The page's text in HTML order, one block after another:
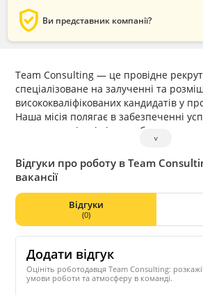
verified_user Ви представник компанії?
Team Consulting — це провідне
спеціалізоване на залученні та
висококваліфікованих кандидатів у
Наша місія полягає в забезпеченні
вимогами клієнтів і потребами
сприяючи досягненню стратегічних
Team Consulting пропонує широкий
рекрутингу, включаючи:
Пошук та відбір кандидатів на
Проведення співбесід і відбір
вимогами клієнта.
Розвиток та впровадження програм
розвитку персоналу.
Консультації з питань управління
залучення талантів.
˅
Відгуки про роботу в Team
вакансії
Відгуки
(0)
Додати відгук
Оцініть роботодавця Team Consulting:
умови роботи та атмосферу в команді.